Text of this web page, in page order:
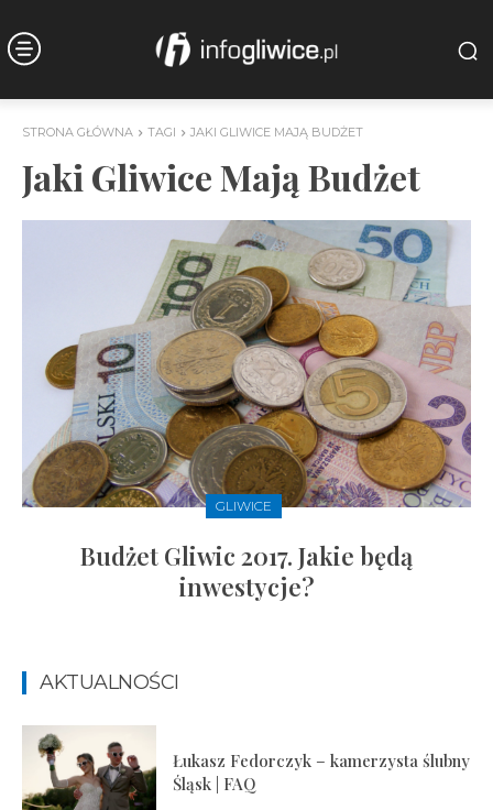
STRONA GŁÓWNA TAGI JAKI GLIWICE MAJĄ BUDŻET
Jaki Gliwice Mają Budżet
GLIWICE
Budżet Gliwic 2017. Jakie będą
inwestycje?
AKTUALNOŚCI
Łukasz Fedorczyk – kamerzysta ślubny
Śląsk | FAQ